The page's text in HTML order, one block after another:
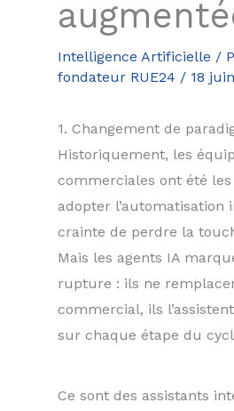
Intelligence Artificielle /
fondateur RUE24 / 18
1. Changement de
Historiquement, les
commerciales ont été
adopter l’automatisation
crainte de perdre la
Mais les agents IA
rupture : ils ne
commercial, ils
sur chaque étape du
Ce sont des assistants